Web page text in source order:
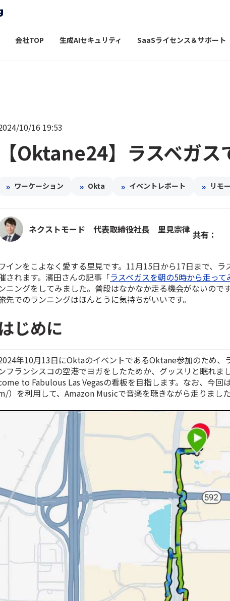
会社TOP 生成AIセキュリティ SaaSライセンス＆サポート
10/16 19:53
【Oktane24】ラスベガ
» ワーケーション » Okta » イベントレポート » リモ
ネクストモード 代表取締役社長 里見宗律 共有：
インをこよなく愛する里見です。11月15日から17日まで、
されます。濱田さんの記事「ラスベガスを朝の5時から走っ
ニングをしてみました。普段はなかなか走る機会がないので
先でのランニングはほんとうに気持ちがいいです。
はじめに
年10月13日にOktaのイベントであるOktane参加のため、
フランシスコの空港でヨガをしたためか、グッスリと眠れま
to Fabulous Las Vegasの看板を目指します。なお、今
）を利用して、Amazon Musicで音楽を聴きながら走りました